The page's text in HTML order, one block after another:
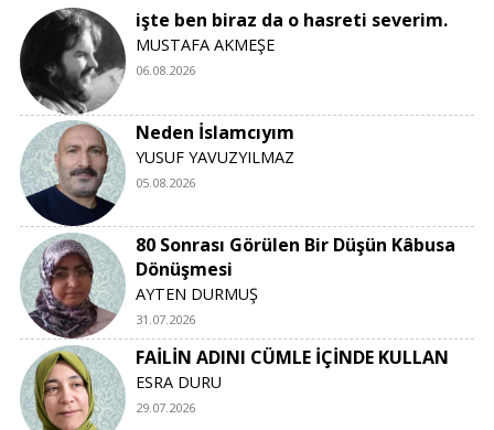
işte ben biraz da o hasreti severim.
MUSTAFA AKMEŞE
06.08.2026
Neden İslamcıyım
YUSUF YAVUZYILMAZ
05.08.2026
80 Sonrası Görülen Bir Düşün Kâbusa
Dönüşmesi
AYTEN DURMUŞ
31.07.2026
FAİLİN ADINI CÜMLE İÇİNDE KULLAN
ESRA DURU
29.07.2026